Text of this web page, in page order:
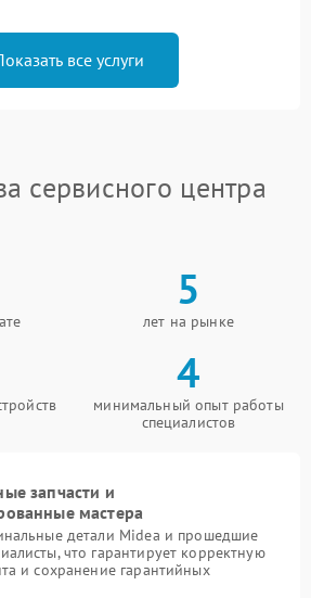
все услуги
сервисного центра
5
лет на рынке
4
минимальный опыт работы
специалистов
запчасти и
мастера
детали Midea и прошедшие
что гарантирует корректную
и сохранение гарантийных